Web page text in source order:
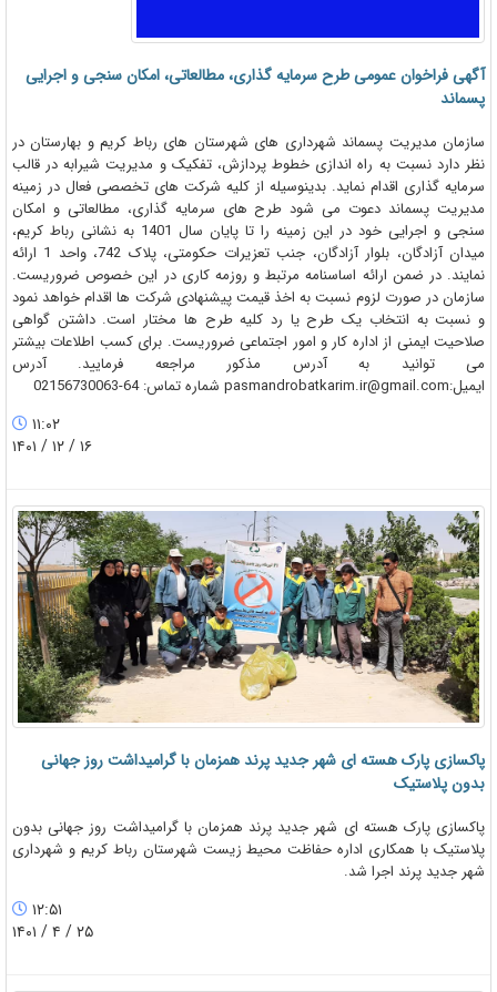
آگهی فراخوان عمومی طرح سرمایه گذاری، مطالعاتی، امکان سنجی و اجرایی
پسماند
سازمان مدیریت پسماند شهرداری های شهرستان های رباط کریم و بهارستان در
نظر دارد نسبت به راه اندازی خطوط پردازش، تفکیک و مدیریت شیرابه در قالب
سرمایه گذاری اقدام نماید. بدینوسیله از کلیه شرکت های تخصصی فعال در زمینه
مدیریت پسماند دعوت می شود طرح های سرمایه گذاری، مطالعاتی و امکان
سنجی و اجرایی خود در این زمینه را تا پایان سال 1401 به نشانی رباط کریم،
میدان آزادگان، بلوار آزادگان، جنب تعزیرات حکومتی، پلاک 742، واحد 1 ارائه
نمایند. در ضمن ارائه اساسنامه مرتبط و روزمه کاری در این خصوص ضروریست.
سازمان در صورت لزوم نسبت به اخذ قیمت پیشنهادی شرکت ها اقدام خواهد نمود
و نسبت به انتخاب یک طرح یا رد کلیه طرح ها مختار است. داشتن گواهی
صلاحیت ایمنی از اداره کار و امور اجتماعی ضروریست. برای کسب اطلاعات بیشتر
می توانید به آدرس مذکور مراجعه فرمایید. آدرس
ایمیل:pasmandrobatkarim.ir@gmail.com شماره تماس: 64-02156730063
۱۱:۰۲
۱۶ / ۱۲ / ۱۴۰۱
پاکسازی پارک هسته ای شهر جدید پرند همزمان با گرامیداشت روز جهانی
بدون پلاستیک
پاکسازی پارک هسته ای شهر جدید پرند همزمان با گرامیداشت روز جهانی بدون
پلاستیک با همکاری اداره حفاظت محیط زیست شهرستان رباط کریم و شهرداری
شهر جدید پرند اجرا شد.
۱۲:۵۱
۲۵ / ۴ / ۱۴۰۱